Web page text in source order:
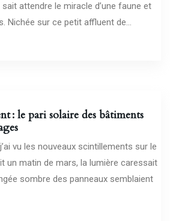
attendre le miracle d’une faune et
Nichée sur ce petit affluent de...
: le pari solaire des bâtiments
vu les nouveaux scintillements sur le
un matin de mars, la lumière caressait
sombre des panneaux semblaient